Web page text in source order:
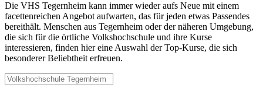
Die VHS Tegernheim kann immer wieder aufs Neue mit einem
facettenreichen Angebot aufwarten, das für jeden etwas Passendes
bereithält. Menschen aus Tegernheim oder der näheren Umgebung,
die sich für die örtliche Volkshochschule und ihre Kurse
interessieren, finden hier eine Auswahl der Top-Kurse, die sich
besonderer Beliebtheit erfreuen.